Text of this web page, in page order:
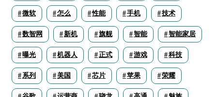
微软 怎么 性能 手机 技术
数智网 新机 旗舰 智能 智能家居
曝光 机器人 正式 游戏 科技
系列 美国 芯片 苹果 荣耀